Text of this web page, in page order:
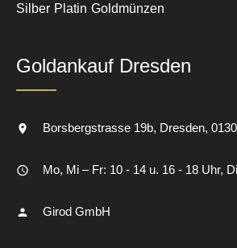
Silber Platin Goldmünzen
Goldankauf Dresden
Borsbergstrasse 19b Dresden
Mo, Mi – Fr: 10 - 14 u. 16 - 18 Uhr,
Girod GmbH